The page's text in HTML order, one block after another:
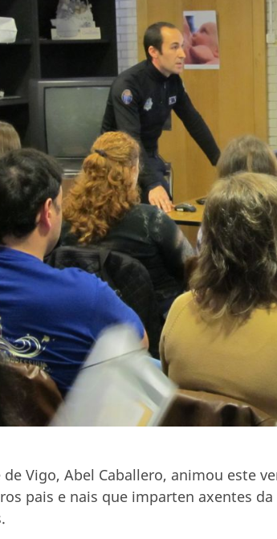
de Vigo, Abel Caballero, animou este
pais e nais que imparten axentes